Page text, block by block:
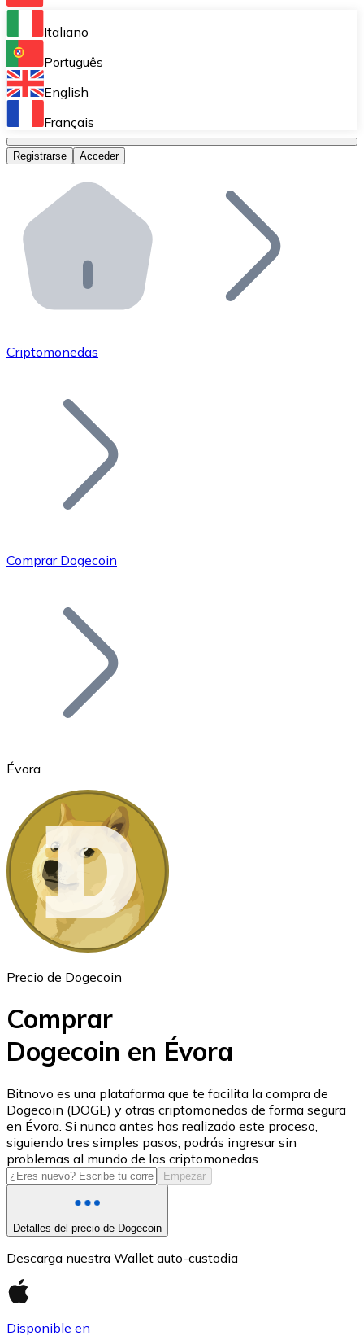
Bitnovo Ramp
Integra nuestra solución en tu plataforma.
Bitnovo Giftcards
Bitnovo OTC
Bitnovo ATM
Integra un ATM Bitnovo en tu negocio y permite que
Bitnovo API
Integra nuestra API en tu ecosistema.
Únete a nuestra red de distribuidores.
Añade tu proyecto a nuestro ecosistema.
Bitcoin
Ethereum
ETH
USD Coin
USDC
Litecoin
Italiano
Português
English
Français
Registrarse Acceder
Criptomonedas
Comprar Dogecoin
Évora
Precio de Dogecoin
Comprar
Dogecoin en Évora
Bitnovo es una plataforma que te facilita la compra de
Dogecoin (DOGE) y otras criptomonedas de forma segura
en Évora. Si nunca antes has realizado este proceso,
siguiendo tres simples pasos, podrás ingresar sin
problemas al mundo de las criptomonedas.
Empezar
Detalles del precio de Dogecoin
Descarga nuestra Wallet auto-custodia
Disponible en